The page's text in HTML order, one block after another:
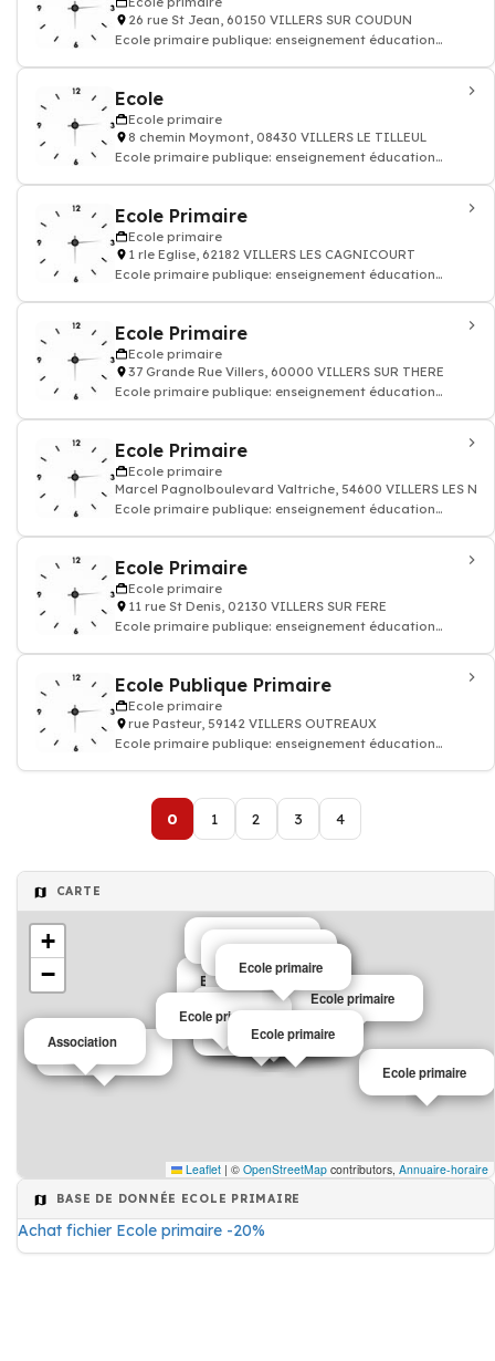
26 rue St Jean, 60150 VILLERS SUR COUDUN
Ecole primaire publique: enseignement éducation
Ecole
Ecole primaire
8 chemin Moymont, 08430 VILLERS LE TILLEUL
Ecole primaire publique: enseignement éducation
Ecole Primaire
Ecole primaire
1 rle Eglise, 62182 VILLERS LES CAGNICOURT
Ecole primaire publique: enseignement éducation
Ecole Primaire
Ecole primaire
37 Grande Rue Villers, 60000 VILLERS SUR THERE
Ecole primaire publique: enseignement éducation
Ecole Primaire
Ecole primaire
Marcel Pagnolboulevard Valtriche, 54600 VILLERS LES
Ecole primaire publique: enseignement éducation
Ecole Primaire
Ecole primaire
11 rue St Denis, 02130 VILLERS SUR FERE
Ecole primaire publique: enseignement éducation
Ecole Publique Primaire
Ecole primaire
rue Pasteur, 59142 VILLERS OUTREAUX
Ecole primaire publique: enseignement éducation
0 1 2 3 4
CARTE
Ecole primaire
Ecole maternelle
Cours de chant
Sécurité sociale
Ecole primaire
Ecole primaire
Ecole primaire
Association
Ecole primaire
Ecole primaire
Ecole primaire
Ecole primaire
Ecole primaire
Ecole primaire
Ecole primaire
Ecole primaire
Ecole primaire
Ecole primaire
Ecole primaire
+
−
Leaflet | © OpenStreetMap contributors, Annuaire-horaire
BASE DE DONNÉE ECOLE PRIMAIRE
Achat fichier Ecole primaire -20%